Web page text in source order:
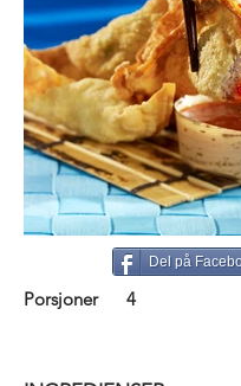
Del på
Porsjoner 4